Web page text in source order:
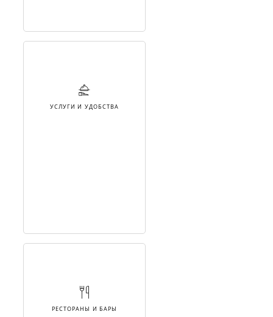
УСЛУГИ И УДОБСТВА
РЕСТОРАНЫ И БАРЫ